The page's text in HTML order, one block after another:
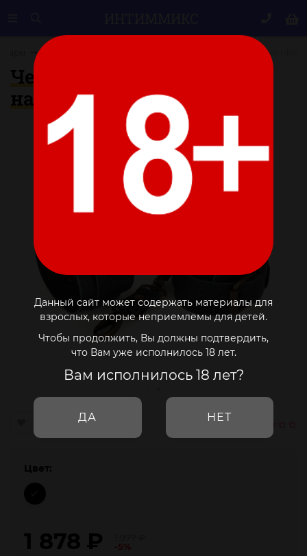
Данный сайт может содержать материалы для
взрослых, которые неприемлемы для детей.
Чтобы продолжить, Вы должны подтвердить,
что Вам уже исполнилось 18 лет.
Вам исполнилось 18 лет?
ДА НЕТ
Черные кожаные наручники Ideal
Черные кожаные
наручники Ideal
Цвет:
1 878 ₽